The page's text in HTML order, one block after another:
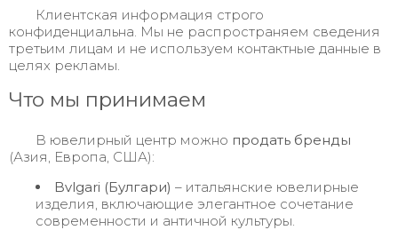
Клиентская информация строго
конфиденциальна. Мы не распространяем сведения
третьим лицам и не используем контактные данные в
целях рекламы.
Что мы принимаем
В ювелирный центр можно продать бренды
(Азия, Европа, США):
Bvlgari (Булгари) – итальянские ювелирные
изделия, включающие элегантное сочетание
современности и античной культуры.